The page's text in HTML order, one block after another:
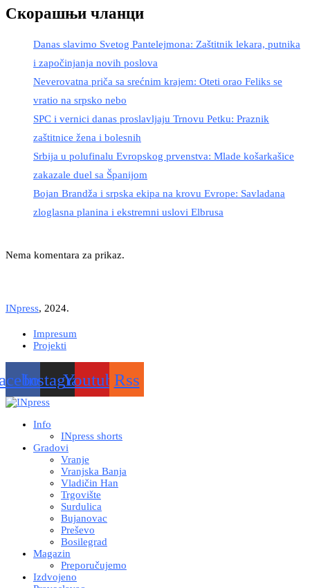
Скорашњи чланци
Danas slavimo Svetog Pantelejmona: Zaštitnik lekara, putnika
i započinjanja novih poslova
Neverovatna priča sa srećnim krajem: Oteti orao Feliks se
vratio na srpsko nebo
SPC i vernici danas proslavljaju Trnovu Petku: Praznik
zaštitnice žena i bolesnih
Srbija u polufinalu Evropskog prvenstva: Mlade košarkašice
zakazale duel sa Španijom
Bojan Brandža i srpska ekipa na krovu Evrope: Savladana
zloglasna planina i ekstremni uslovi Elbrusa
Nema komentara za prikaz.
INpress, 2024.
Impresum
Projekti
InstagramYoutubeRss
Info
INpress shorts
Gradovi
Vranje
Vranjska Banja
Vladičin Han
Trgovište
Surdulica
Bujanovac
Preševo
Bosilegrad
Magazin
Preporučujemo
Izdvojeno